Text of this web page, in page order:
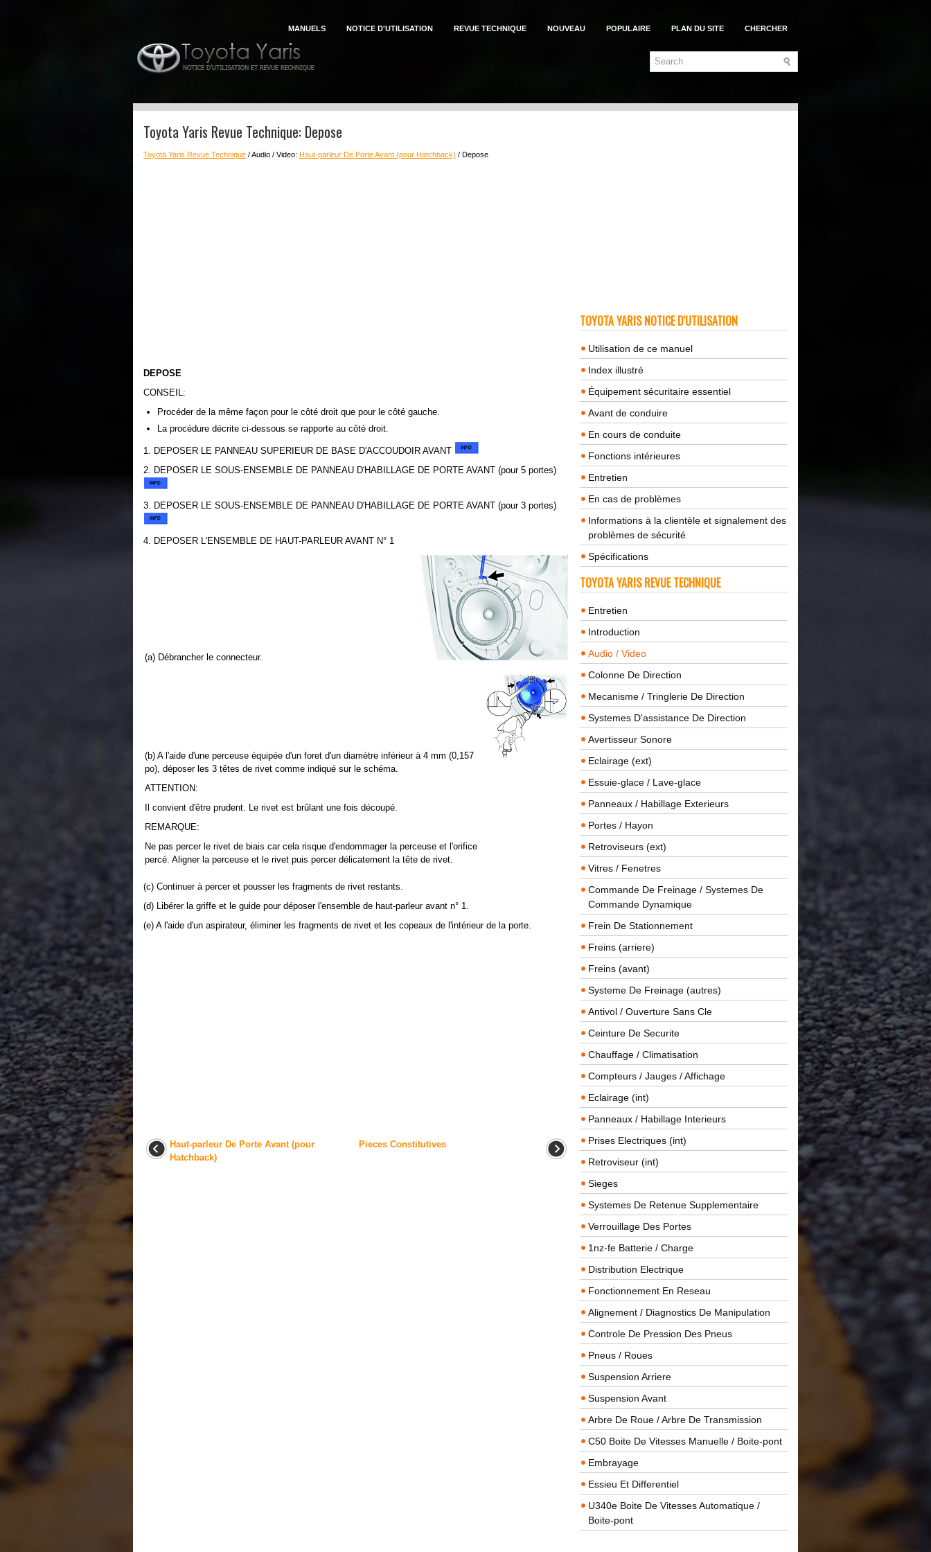
MANUELS NOTICE D'UTILISATION REVUE TECHNIQUE NOUVEAU POPULAIRE PLAN DU SITE CHERCHER
Toyota Yaris Revue Technique: Depose
Toyota Yaris Revue Technique / Audio / Video: Haut-parleur De Porte Avant (pour Hatchback) / Depose
DEPOSE
CONSEIL:
Procéder de la même façon pour le côté droit que pour le côté gauche.
La procédure décrite ci-dessous se rapporte au côté droit.
1. DEPOSER LE PANNEAU SUPERIEUR DE BASE D'ACCOUDOIR AVANT
2. DEPOSER LE SOUS-ENSEMBLE DE PANNEAU D'HABILLAGE DE PORTE AVANT (pour 5 portes)
3. DEPOSER LE SOUS-ENSEMBLE DE PANNEAU D'HABILLAGE DE PORTE AVANT (pour 3 portes)
4. DEPOSER L'ENSEMBLE DE HAUT-PARLEUR AVANT N° 1
(a) Débrancher le connecteur.
(b) A l'aide d'une perceuse équipée d'un foret d'un diamètre inférieur à 4 mm (0,157
po), déposer les 3 têtes de rivet comme indiqué sur le schéma.
ATTENTION:
Il convient d'être prudent. Le rivet est brûlant une fois découpé.
REMARQUE:
Ne pas percer le rivet de biais car cela risque d'endommager la perceuse et l'orifice
percé. Aligner la perceuse et le rivet puis percer délicatement la tête de rivet.
(c) Continuer à percer et pousser les fragments de rivet restants.
(d) Libérer la griffe et le guide pour déposer l'ensemble de haut-parleur avant n° 1.
(e) A l'aide d'un aspirateur, éliminer les fragments de rivet et les copeaux de l'intérieur de la porte.
Haut-parleur De Porte Avant (pour
Hatchback)
Pieces Constitutives
TOYOTA YARIS NOTICE D'UTILISATION
Utilisation de ce manuel
Index illustré
Équipement sécuritaire essentiel
Avant de conduire
En cours de conduite
Fonctions intérieures
Entretien
En cas de problèmes
Informations à la clientèle et signalement des
problèmes de sécurité
Spécifications
TOYOTA YARIS REVUE TECHNIQUE
Entretien
Introduction
Audio / Video
Colonne De Direction
Mecanisme / Tringlerie De Direction
Systemes D'assistance De Direction
Avertisseur Sonore
Eclairage (ext)
Essuie-glace / Lave-glace
Panneaux / Habillage Exterieurs
Portes / Hayon
Retroviseurs (ext)
Vitres / Fenetres
Commande De Freinage / Systemes De
Commande Dynamique
Frein De Stationnement
Freins (arriere)
Freins (avant)
Systeme De Freinage (autres)
Antivol / Ouverture Sans Cle
Ceinture De Securite
Chauffage / Climatisation
Compteurs / Jauges / Affichage
Eclairage (int)
Panneaux / Habillage Interieurs
Prises Electriques (int)
Retroviseur (int)
Sieges
Systemes De Retenue Supplementaire
Verrouillage Des Portes
1nz-fe Batterie / Charge
Distribution Electrique
Fonctionnement En Reseau
Alignement / Diagnostics De Manipulation
Controle De Pression Des Pneus
Pneus / Roues
Suspension Arriere
Suspension Avant
Arbre De Roue / Arbre De Transmission
C50 Boite De Vitesses Manuelle / Boite-pont
Embrayage
Essieu Et Differentiel
U340e Boite De Vitesses Automatique /
Boite-pont